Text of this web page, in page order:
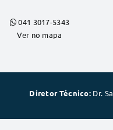
041 3017-5343
Ver no mapa
Diretor Técnico: Dr.